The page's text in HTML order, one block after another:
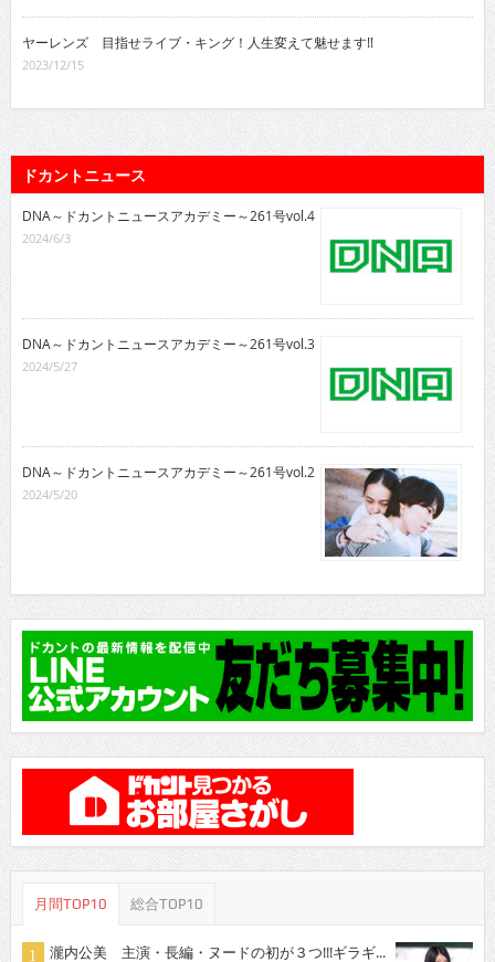
ヤーレンズ 目指せライブ・キング！人生変えて魅せます!!
2023/12/15
ドカントニュース
DNA～ドカントニュースアカデミー～261号vol.4
2024/6/3
DNA～ドカントニュースアカデミー～261号vol.3
2024/5/27
DNA～ドカントニュースアカデミー～261号vol.2
2024/5/20
月間TOP10 総合TOP10
瀧内公美 主演・長編・ヌードの初が３つ!!!ギラギ...